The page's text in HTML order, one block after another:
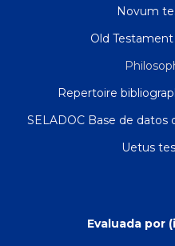
Novum
Old
Repertoire
SELADOC Base de datos
Uetus
Evaluada por